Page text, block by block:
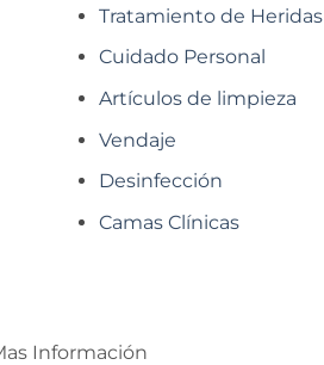
Tratamiento de Heridas
Cuidado Personal
Artículos de limpieza
Vendaje
Desinfección
Camas Clínicas
Información